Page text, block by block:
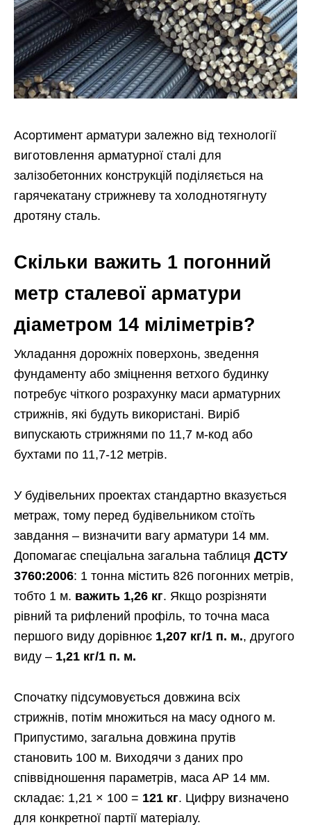
Асортимент арматури залежно від технології
виготовлення арматурної сталі для
залізобетонних конструкцій поділяється на
гарячекатану стрижневу та холоднотягнуту
дротяну сталь.
Скільки важить 1 погонний
метр сталевої арматури
діаметром 14 міліметрів?
Укладання дорожніх поверхонь, зведення
фундаменту або зміцнення ветхого будинку
потребує чіткого розрахунку маси арматурних
стрижнів, які будуть використані. Виріб
випускають стрижнями по 11,7 м-код або
бухтами по 11,7-12 метрів.
У будівельних проектах стандартно вказується
метраж, тому перед будівельником стоїть
завдання – визначити вагу арматури 14 мм.
Допомагає спеціальна загальна таблиця ДСТУ
3760:2006: 1 тонна містить 826 погонних метрів,
тобто 1 м. важить 1,26 кг. Якщо розрізняти
рівний та рифлений профіль, то точна маса
першого виду дорівнює 1,207 кг/1 п. м., другого
виду – 1,21 кг/1 п. м.
Спочатку підсумовується довжина всіх
стрижнів, потім множиться на масу одного м.
Припустимо, загальна довжина прутів
становить 100 м. Виходячи з даних про
співвідношення параметрів, маса АР 14 мм.
складає: 1,21 × 100 = 121 кг. Цифру визначено
для конкретної партії матеріалу.